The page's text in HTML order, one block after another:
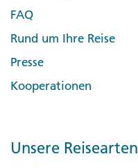
FAQ
Rund um Ihre Reise
Presse
Kooperationen
Unsere Reisearten